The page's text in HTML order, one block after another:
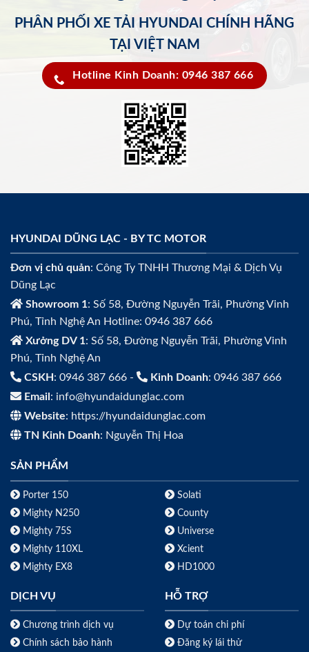
PHÂN PHỐI XE TẢI HYUNDAI CHÍNH HÃNG
TẠI VIỆT NAM
Hotline Kinh Doanh: 0946 387 666
HYUNDAI DŨNG LẠC - BY TC MOTOR
Đơn vị chủ quản: Công Ty TNHH Thương Mại & Dịch Vụ
Dũng Lạc
Showroom 1: Số 58, Đường Nguyễn Trãi, Phường Vinh
Phú, Tỉnh Nghệ An Hotline: 0946 387 666
Xưởng DV 1: Số 58, Đường Nguyễn Trãi, Phường Vinh
Phú, Tỉnh Nghệ An
CSKH : 0946 387 666 - Kinh Doanh: 0946 387 666
Email : info@hyundaidunglac.com
Website: https://hyundaidunglac.com
TN Kinh Doanh: Nguyễn Thị Hoa
SẢN PHẨM
Porter 150
Mighty N250
Mighty 75S
Mighty 110XL
Mighty EX8
Solati
County
Universe
Xcient
HD1000
DỊCH VỤ
Chương trình dịch vụ
Chính sách bảo hành
HỖ TRỢ
Dự toán chi phí
Đăng ký lái thử